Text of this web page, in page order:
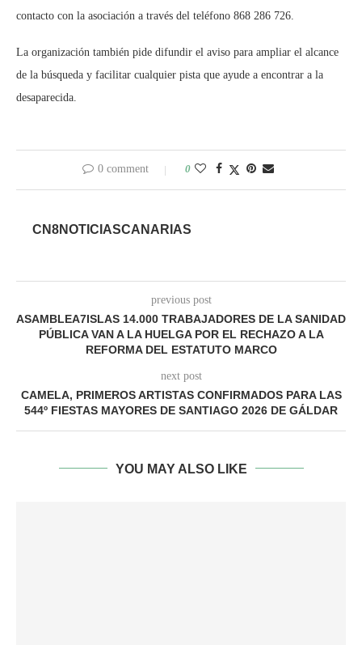
contacto con la asociación a través del teléfono 868 286 726.
La organización también pide difundir el aviso para ampliar el alcance
de la búsqueda y facilitar cualquier pista que ayude a encontrar a la
desaparecida.
0 comment 0
CN8NOTICIASCANARIAS
previous post
ASAMBLEA7ISLAS 14.000 TRABAJADORES DE LA SANIDAD
PÚBLICA VAN A LA HUELGA POR EL RECHAZO A LA
REFORMA DEL ESTATUTO MARCO
next post
CAMELA, PRIMEROS ARTISTAS CONFIRMADOS PARA LAS
544º FIESTAS MAYORES DE SANTIAGO 2026 DE GÁLDAR
YOU MAY ALSO LIKE